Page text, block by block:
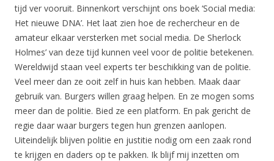
tijd ver vooruit. Binnenkort verschijnt ons boek ‘Social media:
Het nieuwe DNA’. Het laat zien hoe de rechercheur en de
amateur elkaar versterken met social media. De Sherlock
Holmes’ van deze tijd kunnen veel voor de politie betekenen.
Wereldwijd staan veel experts ter beschikking van de politie.
Veel meer dan ze ooit zelf in huis kan hebben. Maak daar
gebruik van. Burgers willen graag helpen. En ze mogen soms
meer dan de politie. Bied ze een platform. En pak gericht de
regie daar waar burgers tegen hun grenzen aanlopen.
Uiteindelijk blijven politie en justitie nodig om een zaak rond
te krijgen en daders op te pakken. Ik blijf mij inzetten om